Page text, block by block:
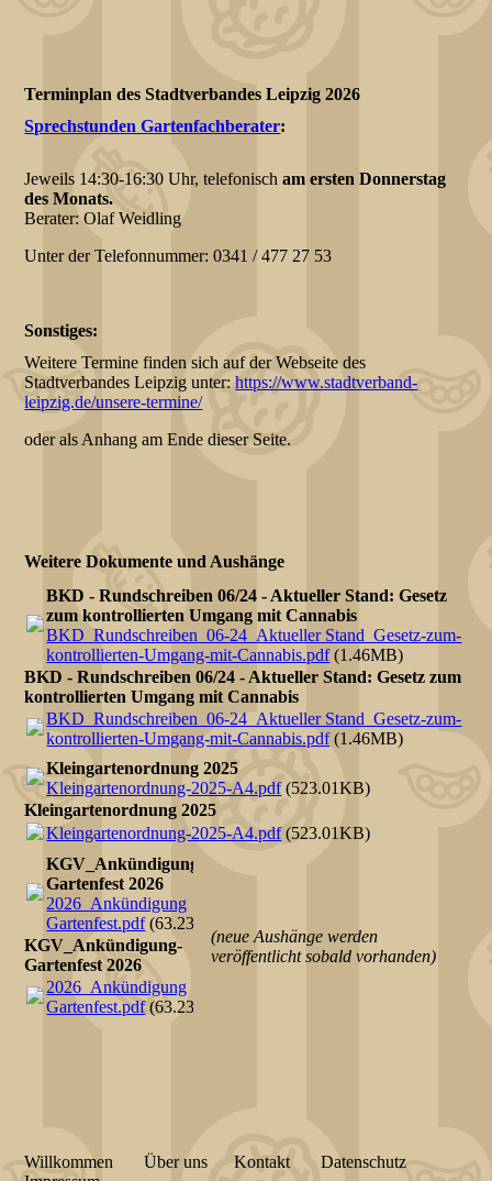
Terminplan des Stadtverbandes Leipzig 2026
Sprechstunden Gartenfachberater:
Jeweils 14:30-16:30 Uhr, telefonischam ersten Donnerstag
des Monats.
Berater: Olaf Weidling
Unter der Telefonnummer: 0341 / 477 27 53
Sonstiges:
Weitere Termine finden sich auf der Webseite des
Stadtverbandes Leipzig unter:https://www.stadtverband-
leipzig.de/unsere-termine/
oder als Anhang am Ende dieser Seite.
Weitere Dokumente und Aushänge
BKD - Rundschreiben 06/24 - Aktueller Stand: Gesetz
zum kontrollierten Umgang mit Cannabis
BKD_Rundschreiben_06-24_Aktueller Stand_Gesetz-zum-
kontrollierten-Umgang-mit-Cannabis.pdf(1.46MB)
BKD - Rundschreiben 06/24 - Aktueller Stand: Gesetz zum
kontrollierten Umgang mit Cannabis
BKD_Rundschreiben_06-24_Aktueller Stand_Gesetz-zum-
kontrollierten-Umgang-mit-Cannabis.pdf(1.46MB)
Kleingartenordnung 2025
Kleingartenordnung-2025-A4.pdf(523.01KB)
Kleingartenordnung 2025
Kleingartenordnung-2025-A4.pdf(523.01KB)
KGV_Ankündigung-
Gartenfest 2026
2026_Ankündigung
Gartenfest.pdf(63.23KB)
KGV_Ankündigung-
Gartenfest 2026
2026_Ankündigung
Gartenfest.pdf(63.23KB)
(neue Aushänge werden
veröffentlicht sobald vorhanden)
Willkommen Über uns Kontakt
Datenschutz